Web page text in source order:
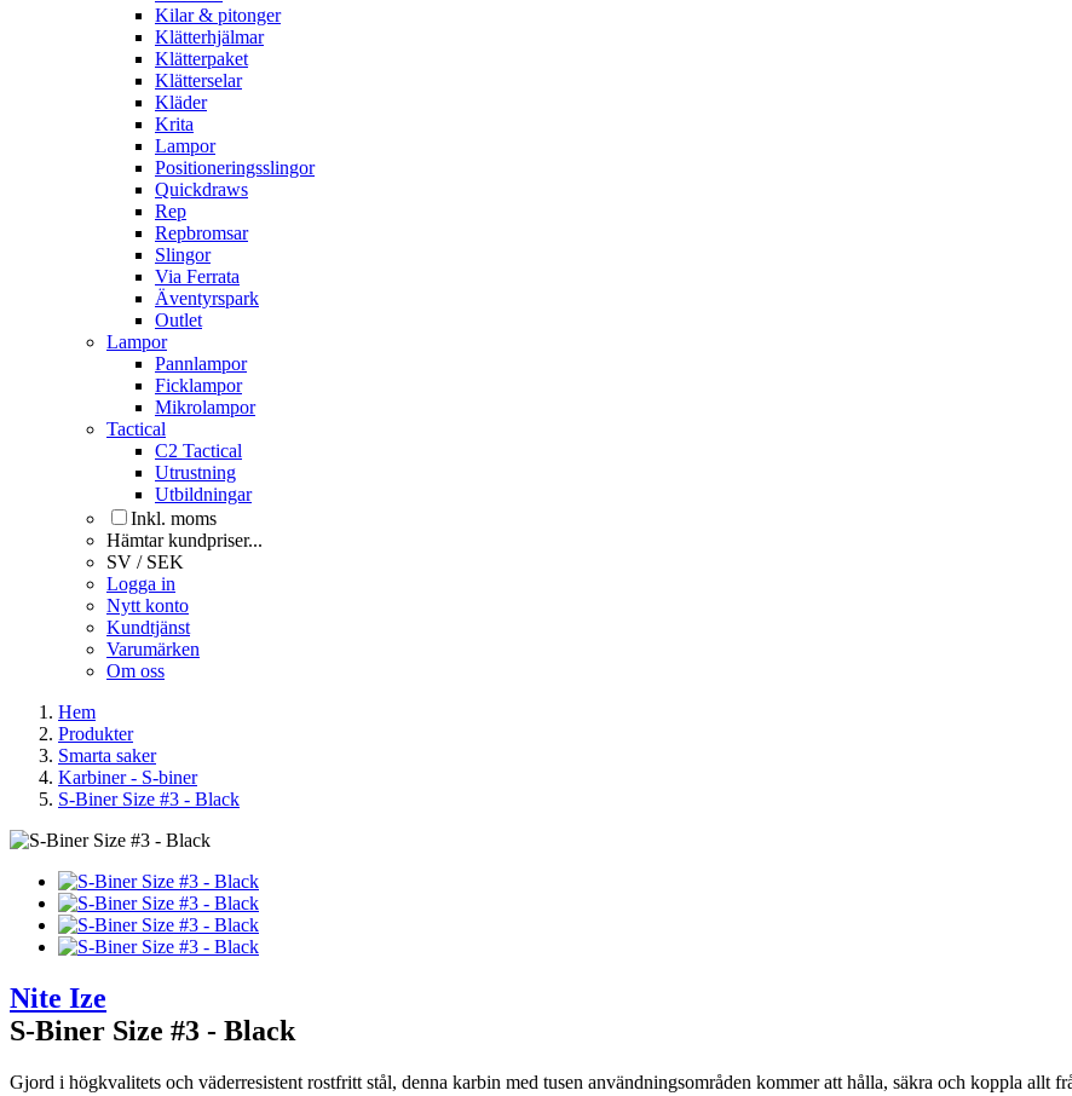
Kilar & pitonger
Klätterhjälmar
Klätterpaket
Klätterselar
Kläder
Krita
Lampor
Positioneringsslingor
Quickdraws
Rep
Repbromsar
Slingor
Via Ferrata
Äventyrspark
Outlet
Lampor
Pannlampor
Ficklampor
Mikrolampor
Tactical
C2 Tactical
Utrustning
Utbildningar
Inkl. moms
Hämtar kundpriser...
SV / SEK
Logga in
Nytt konto
Kundtjänst
Varumärken
Om oss
Hem
Produkter
Smarta saker
Karbiner - S-biner
S-Biner Size #3 - Black
Nite Ize
S-Biner Size #3 - Black
Gjord i högkvalitets och väderresistent rostfritt stål, denna karbin med tusen användningsområden kommer att hålla, säkra och koppla